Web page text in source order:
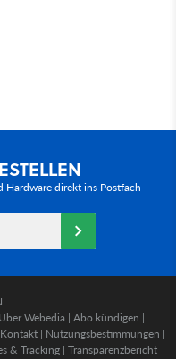
Hardware direkt ins Postfach
Über Webedia | Abo kündigen |
Kontakt | Nutzungsbestimmungen |
& Tracking | Transparenzbericht